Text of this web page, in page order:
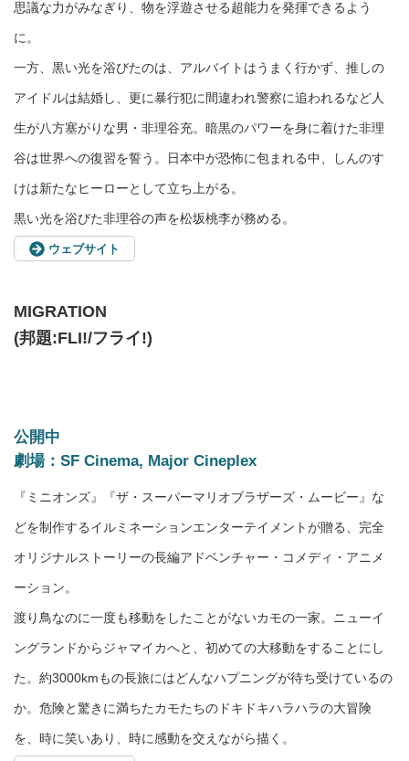
思議な力がみなぎり、物を浮遊させる超能力を発揮できるよう
に。
一方、黒い光を浴びたのは、アルバイトはうまく行かず、推しの
アイドルは結婚し、更に暴行犯に間違われ警察に追われるなど人
生が八方塞がりな男・非理谷充。暗黒のパワーを身に着けた非理
谷は世界への復習を誓う。日本中が恐怖に包まれる中、しんのす
けは新たなヒーローとして立ち上がる。
黒い光を浴びた非理谷の声を松坂桃李が務める。
ウェブサイト
MIGRATION
(邦題:FLI!/フライ!)
公開中
劇場：SF Cinema, Major Cineplex
『ミニオンズ』『ザ・スーパーマリオブラザーズ・ムービー』な
どを制作するイルミネーションエンターテイメントが贈る、完全
オリジナルストーリーの長編アドベンチャー・コメディ・アニメ
ーション。
渡り鳥なのに一度も移動をしたことがないカモの一家。ニューイ
ングランドからジャマイカへと、初めての大移動をすることにし
た。約3000kmもの長旅にはどんなハプニングが待ち受けているの
か。危険と驚きに満ちたカモたちのドキドキハラハラの大冒険
を、時に笑いあり、時に感動を交えながら描く。